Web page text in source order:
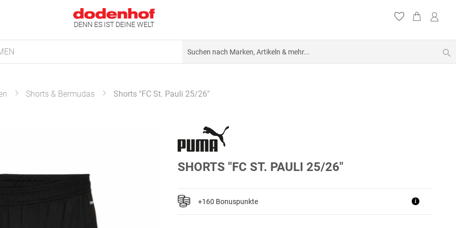
DENN ES IST DEINE WELT
Shorts & Bermudas Shorts "FC St. Pauli 25/26"
SHORTS "FC ST. PAULI 25/26"
+160 Bonuspunkte i